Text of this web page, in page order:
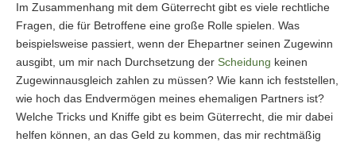
Im Zusammenhang mit dem Güterrecht gibt es viele rechtliche
Fragen, die für Betroffene eine große Rolle spielen. Was
beispielsweise passiert, wenn der Ehepartner seinen Zugewinn
ausgibt, um mir nach Durchsetzung der Scheidung keinen
Zugewinnausgleich zahlen zu müssen? Wie kann ich feststellen,
wie hoch das Endvermögen meines ehemaligen Partners ist?
Welche Tricks und Kniffe gibt es beim Güterrecht, die mir dabei
helfen können, an das Geld zu kommen, das mir rechtmäßig